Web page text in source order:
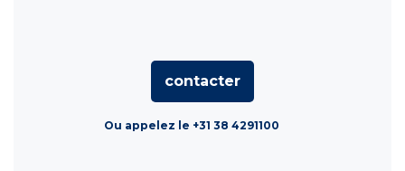
contacter
Ou appelez le +31 38 4291100